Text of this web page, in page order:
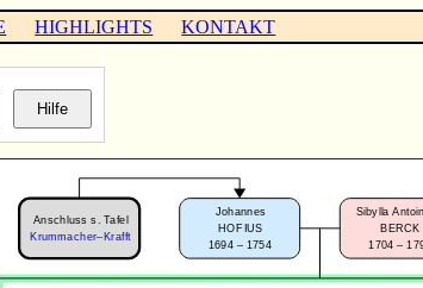
HIGHLIGHTS KONTAKT
Sibylla
BERCK
1704 –
Johannes
HOFIUS
1694 – 1754
Anschluss s. Tafel
Krummacher–Krafft